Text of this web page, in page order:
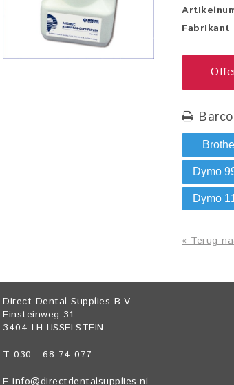
Fabrikant
Dymo
Dymo
« Terug
Direct Dental Supplies B.V.
Einsteinweg 31
3404 LH IJSSELSTEIN
T 030 - 68 74 077
E info@directdentalsupplies.nl